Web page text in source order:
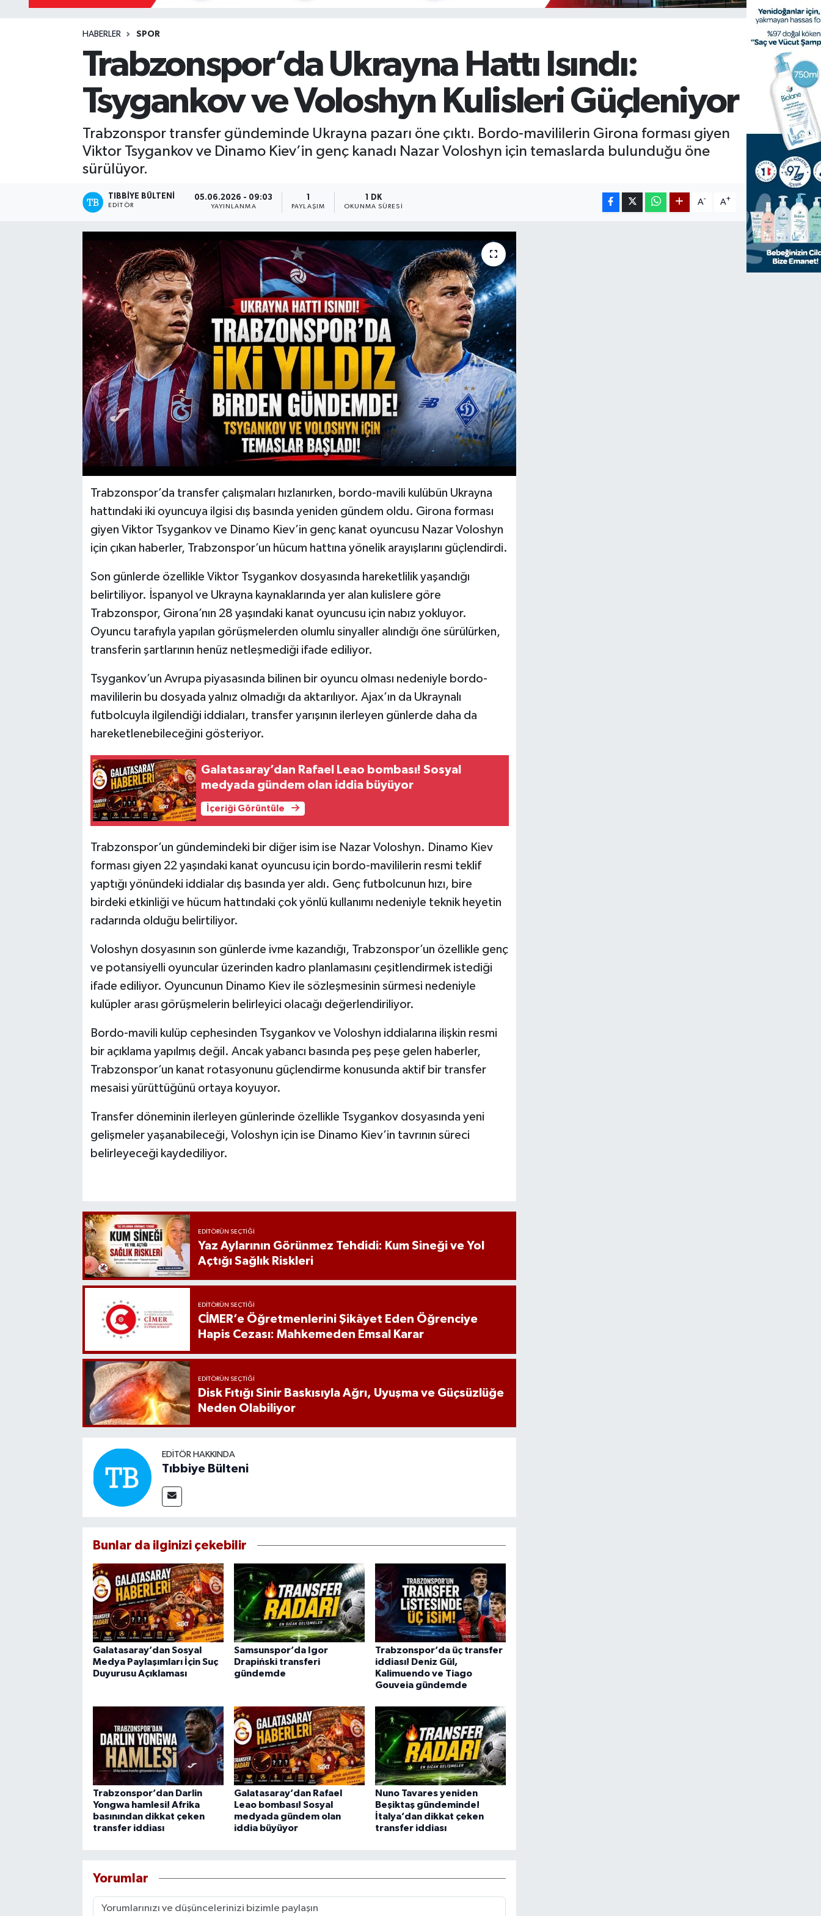
HABERLER SPOR
Trabzonspor’da Ukrayna Hattı Isındı:
Tsygankov ve Voloshyn Kulisleri Güçleniyor
Trabzonspor transfer gündeminde Ukrayna pazarı öne çıktı. Bordo-mavililerin Girona forması giyen
Viktor Tsygankov ve Dinamo Kiev’in genç kanadı Nazar Voloshyn için temaslarda bulunduğu öne
sürülüyor.
TIBBIYE BÜLTENI
EDITÖR
05.06.2026 - 09:03
YAYINLANMA PAYLAŞIM
1 DK
OKUNMA SÜRESI
A- A+
Trabzonspor’da transfer çalışmaları hızlanırken, bordo-mavili kulübün Ukrayna
hattındaki iki oyuncuya ilgisi dış basında yeniden gündem oldu. Girona forması
giyen Viktor Tsygankov ve Dinamo Kiev’in genç kanat oyuncusu Nazar Voloshyn
için çıkan haberler, Trabzonspor’un hücum hattına yönelik arayışlarını güçlendirdi.
Son günlerde özellikle Viktor Tsygankov dosyasında hareketlilik yaşandığı
belirtiliyor. İspanyol ve Ukrayna kaynaklarında yer alan kulislere göre
Trabzonspor, Girona’nın 28 yaşındaki kanat oyuncusu için nabız yokluyor.
Oyuncu tarafıyla yapılan görüşmelerden olumlu sinyaller alındığı öne sürülürken,
transferin şartlarının henüz netleşmediği ifade ediliyor.
Tsygankov’un Avrupa piyasasında bilinen bir oyuncu olması nedeniyle bordo-
mavililerin bu dosyada yalnız olmadığı da aktarılıyor. Ajax’ın da Ukraynalı
futbolcuyla ilgilendiği iddiaları, transfer yarışının ilerleyen günlerde daha da
hareketlenebileceğini gösteriyor.
Galatasaray’dan Rafael Leao bombası! Sosyal
medyada gündem olan iddia büyüyor
İçeriği Görüntüle
Trabzonspor’un gündemindeki bir diğer isim ise Nazar Voloshyn. Dinamo Kiev
forması giyen 22 yaşındaki kanat oyuncusu için bordo-mavililerin resmi teklif
yaptığı yönündeki iddialar dış basında yer aldı. Genç futbolcunun hızı, bire
birdeki etkinliği ve hücum hattındaki çok yönlü kullanımı nedeniyle teknik heyetin
radarında olduğu belirtiliyor.
Voloshyn dosyasının son günlerde ivme kazandığı, Trabzonspor’un özellikle genç
ve potansiyelli oyuncular üzerinden kadro planlamasını çeşitlendirmek istediği
ifade ediliyor. Oyuncunun Dinamo Kiev ile sözleşmesinin sürmesi nedeniyle
kulüpler arası görüşmelerin belirleyici olacağı değerlendiriliyor.
Bordo-mavili kulüp cephesinden Tsygankov ve Voloshyn iddialarına ilişkin resmi
bir açıklama yapılmış değil. Ancak yabancı basında peş peşe gelen haberler,
Trabzonspor’un kanat rotasyonunu güçlendirme konusunda aktif bir transfer
mesaisi yürüttüğünü ortaya koyuyor.
Transfer döneminin ilerleyen günlerinde özellikle Tsygankov dosyasında yeni
gelişmeler yaşanabileceği, Voloshyn için ise Dinamo Kiev’in tavrının süreci
belirleyeceği kaydediliyor.
EDITÖRÜN SEÇTIĞI
Yaz Aylarının Görünmez Tehdidi: Kum Sineği ve Yol
Açtığı Sağlık Riskleri
EDITÖRÜN SEÇTIĞI
CİMER’e Öğretmenlerini Şikâyet Eden Öğrenciye
Hapis Cezası: Mahkemeden Emsal Karar
EDITÖRÜN SEÇTIĞI
Disk Fıtığı Sinir Baskısıyla Ağrı, Uyuşma ve Güçsüzlüğe
Neden Olabiliyor
EDITÖR HAKKINDA
Tıbbiye Bülteni
Bunlar da ilginizi çekebilir
Galatasaray’dan Sosyal
Medya Paylaşımları İçin Suç
Duyurusu Açıklaması
Samsunspor’da Igor
Drapiński transferi
gündemde
Trabzonspor’da üç transfer
iddiası! Deniz Gül,
Kalimuendo ve Tiago
Gouveia gündemde
Trabzonspor’dan Darlin
Yongwa hamlesi! Afrika
basınından dikkat çeken
transfer iddiası
Galatasaray’dan Rafael
Leao bombası! Sosyal
medyada gündem olan
iddia büyüyor
Nuno Tavares yeniden
Beşiktaş gündeminde!
İtalya’dan dikkat çeken
transfer iddiası
Yorumlar